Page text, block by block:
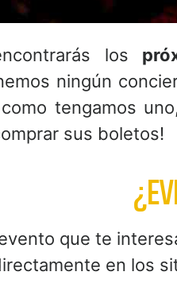
los
ningún
tengamos
sus boletos!
que te
en los